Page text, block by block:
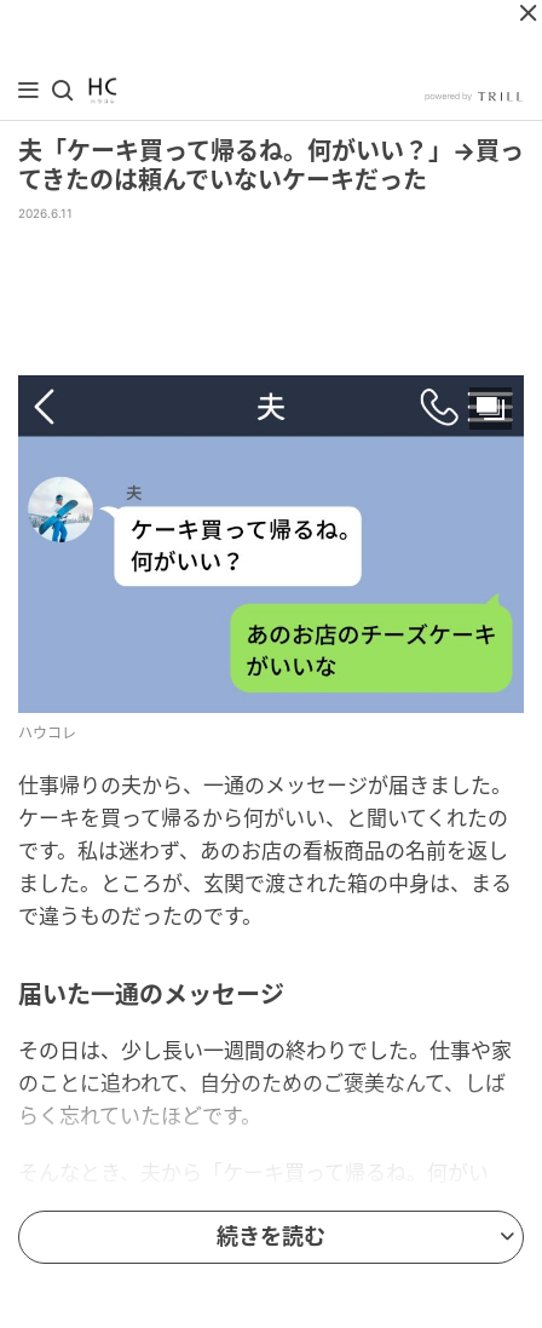
夫「ケーキ買って帰るね。何がいい？」→買っ
てきたのは頼んでいないケーキだった
2026.6.11
ハウコレ
仕事帰りの夫から、一通のメッセージが届きました。
ケーキを買って帰るから何がいい、と聞いてくれたの
です。私は迷わず、あのお店の看板商品の名前を返し
ました。ところが、玄関で渡された箱の中身は、まる
で違うものだったのです。
届いた一通のメッセージ
その日は、少し長い一週間の終わりでした。仕事や家
のことに追われて、自分のためのご褒美なんて、しば
らく忘れていたほどです。
い？」とメッセージが届きました。頭に浮かんだの
は、前から気になっていたチーズケーキでした。濃厚
だと評判の看板商品で、いつか食べてみたいと思って
続きを読む